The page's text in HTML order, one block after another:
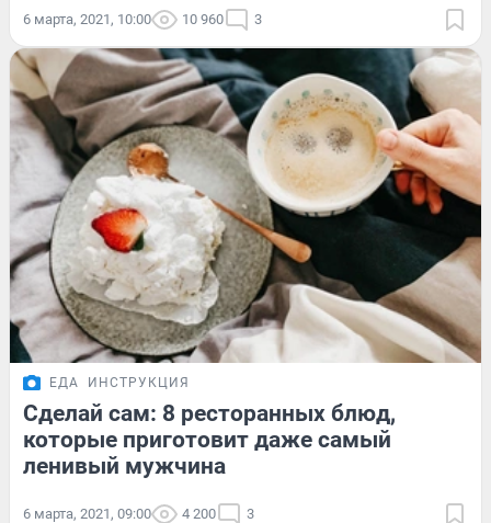
6 марта, 2021, 10:00 10 960 3
ЕДА ИНСТРУКЦИЯ
Сделай сам: 8 ресторанных блюд,
которые приготовит даже самый
ленивый мужчина
6 марта, 2021, 09:00 4 200 3